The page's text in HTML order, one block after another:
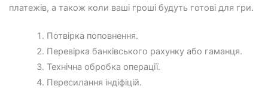
платежів, а також коли ваші гроші будуть готові для гри.
Потвірка поповнення.
Перевірка банківського рахунку або гаманця.
Технічна обробка операції.
Пересилання індіфіцій.